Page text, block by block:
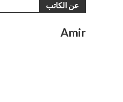
عن الكاتب
Amir